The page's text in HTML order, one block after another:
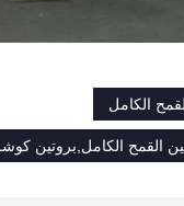
الكامل